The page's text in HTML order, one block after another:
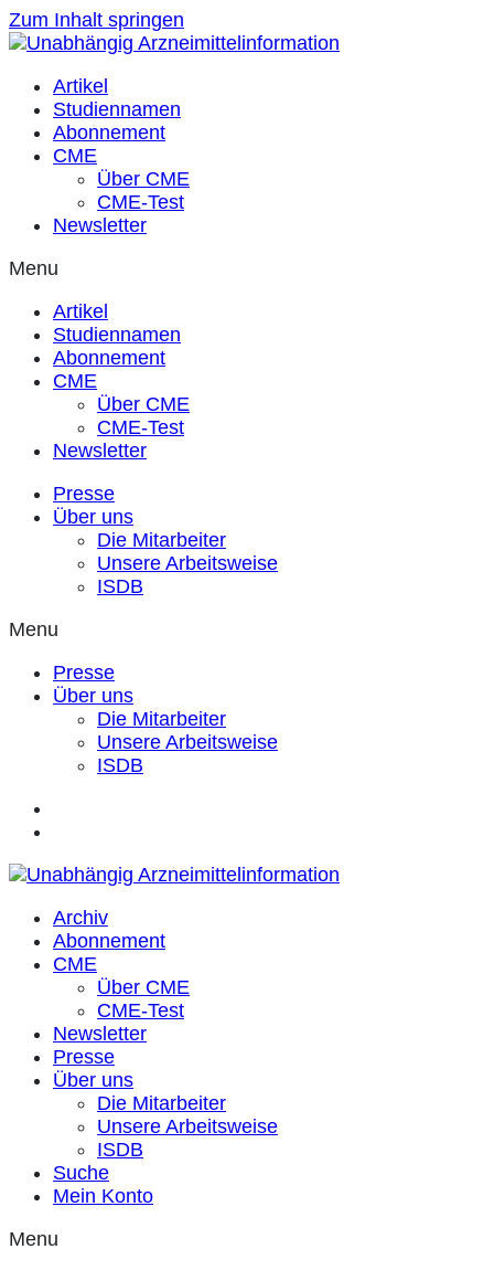
Zum Inhalt springen
Artikel
Studiennamen
Abonnement
CME
Über CME
CME-Test
Newsletter
Menu
Artikel
Studiennamen
Abonnement
CME
Über CME
CME-Test
Newsletter
Presse
Über uns
Die Mitarbeiter
Unsere Arbeitsweise
ISDB
Menu
Presse
Über uns
Die Mitarbeiter
Unsere Arbeitsweise
ISDB
Archiv
Abonnement
CME
Über CME
CME-Test
Newsletter
Presse
Über uns
Die Mitarbeiter
Unsere Arbeitsweise
ISDB
Suche
Mein Konto
Menu